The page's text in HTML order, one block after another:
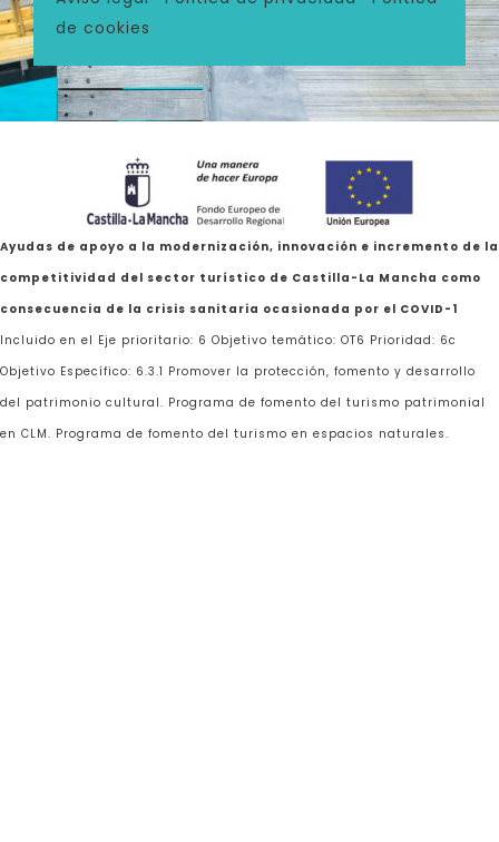
de cookies
Ayudas de apoyo a la modernización, innovación e incremento de la
competitividad del sector turístico de Castilla-La Mancha como
consecuencia de la crisis sanitaria ocasionada por el COVID-1
Incluido en el Eje prioritario: 6 Objetivo temático: OT6 Prioridad: 6c
Objetivo Específico: 6.3.1 Promover la protección, fomento y desarrollo
del patrimonio cultural. Programa de fomento del turismo patrimonial
en CLM. Programa de fomento del turismo en espacios naturales.